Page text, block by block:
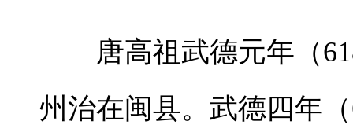
唐高祖武德元年（
州治在闽县。武德四年